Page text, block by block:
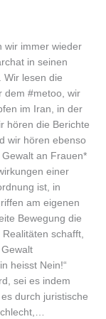
wir immer wieder
in seinen
Wir lesen die
dem #metoo, wir
im Iran, in der
hören die Berichte
wir hören ebenso
an Frauen*
einer
ist, in
am eigenen
Bewegung die
schafft,
heisst Nein!“
sei es indem
durch juristische